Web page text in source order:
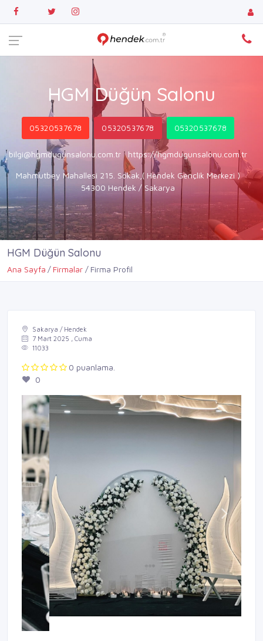
HGM Düğün Salonu
05320537678 05320537678 05320537678
bilgi@hgmdugunsalonu.com.tr https://hgmdugunsalonu.com.tr
Mahmutbey Mahallesi 215. Sokak,( Hendek Gençlik Merkezi )
54300 Hendek / Sakarya
HGM Düğün Salonu
Ana Sayfa Firmalar Firma Profil
Sakarya / Hendek
7 Mart 2025 , Cuma
11033
0 puanlama.
0